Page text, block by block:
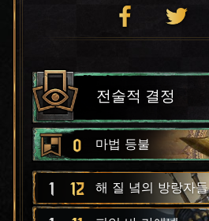
전술적 결정
0 마법 등불
1 12 해 질 녘의 방랑자들